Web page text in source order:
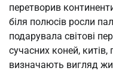
перетворив континенти
біля полюсів росли
подарувала світові
сучасних коней, китів,
визначають вигляд